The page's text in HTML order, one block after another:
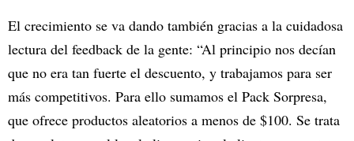
El crecimiento se va dando también gracias a la cuidadosa
lectura del feedback de la gente: “Al principio nos decían
que no era tan fuerte el descuento, y trabajamos para ser
más competitivos. Para ello sumamos el Pack Sorpresa,
que ofrece productos aleatorios a menos de $100. Se trata